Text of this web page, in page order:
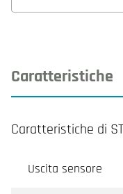
Caratteristiche
Caratteristiche di
Uscita sensore